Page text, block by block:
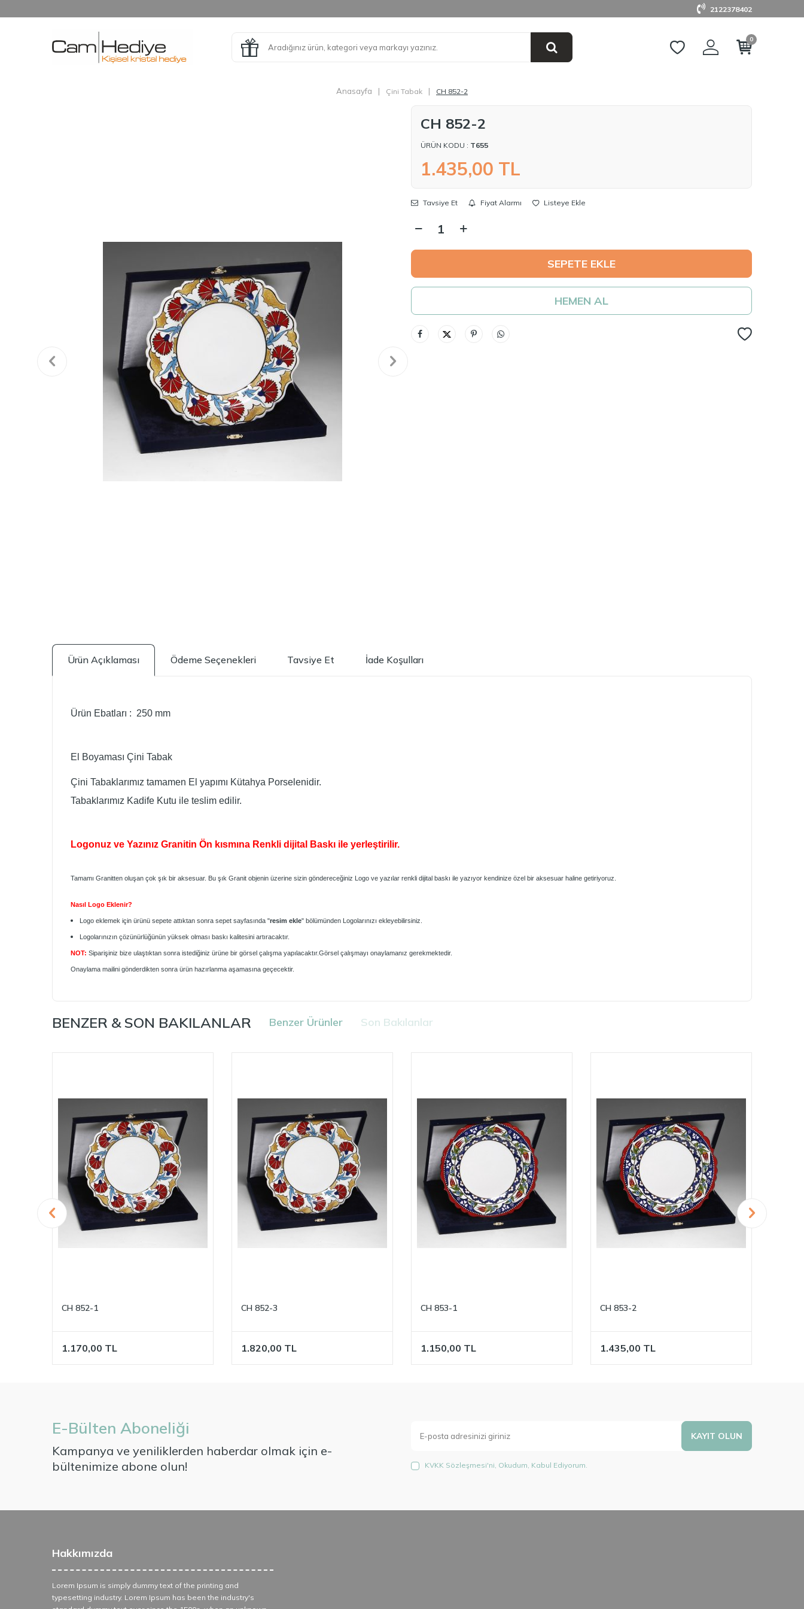
2122378402
0
Anasayfa | Çini Tabak | CH 852-2
CH 852-2
ÜRÜN KODU : T655
1.435,00 TL
Tavsiye Et Fiyat Alarmı Listeye Ekle
SEPETE EKLE
HEMEN AL
Ürün Açıklaması Ödeme Seçenekleri Tavsiye Et İade Koşulları
Ürün Ebatları : 250 mm
El Boyaması Çini Tabak
Çini Tabaklarımız tamamen El yapımı Kütahya Porselenidir.
Tabaklarımız Kadife Kutu ile teslim edilir.
Logonuz ve Yazınız Granitin Ön kısmına Renkli dijital Baskı ile yerleştirilir.
Tamamı Granitten oluşan çok şık bir aksesuar. Bu şık Granit objenin üzerine sizin göndereceğiniz Logo ve yazılar renkli dijital baskı ile yazıyor kendinize özel bir aksesuar haline getiriyoruz.
Nasıl Logo Eklenir?
Logo eklemek için ürünü sepete attıktan sonra sepet sayfasında "resim ekle" bölümünden Logolarınızı ekleyebilirsiniz.
Logolarınızın çözünürlüğünün yüksek olması baskı kalitesini artıracaktır.
NOT: Siparişiniz bize ulaştıktan sonra istediğiniz ürüne bir görsel çalışma yapılacaktır.Görsel çalışmayı onaylamanız gerekmektedir.
Onaylama mailini gönderdikten sonra ürün hazırlanma aşamasına geçecektir.
BENZER & SON BAKILANLAR Benzer Ürünler Son Bakılanlar
CH 852-1
1.170,00 TL
CH 852-3
1.820,00 TL
CH 853-1
1.150,00 TL
CH 853-2
1.435,00 TL
E-Bülten Aboneliği
Kampanya ve yeniliklerden haberdar olmak için e-
bültenimize abone olun!
KAYIT OLUN
KVKK Sözleşmesi'ni , Okudum, Kabul Ediyorum.
Hakkımızda
Lorem Ipsum is simply dummy text of the printing and
typesetting industry. Lorem Ipsum has been the industry's